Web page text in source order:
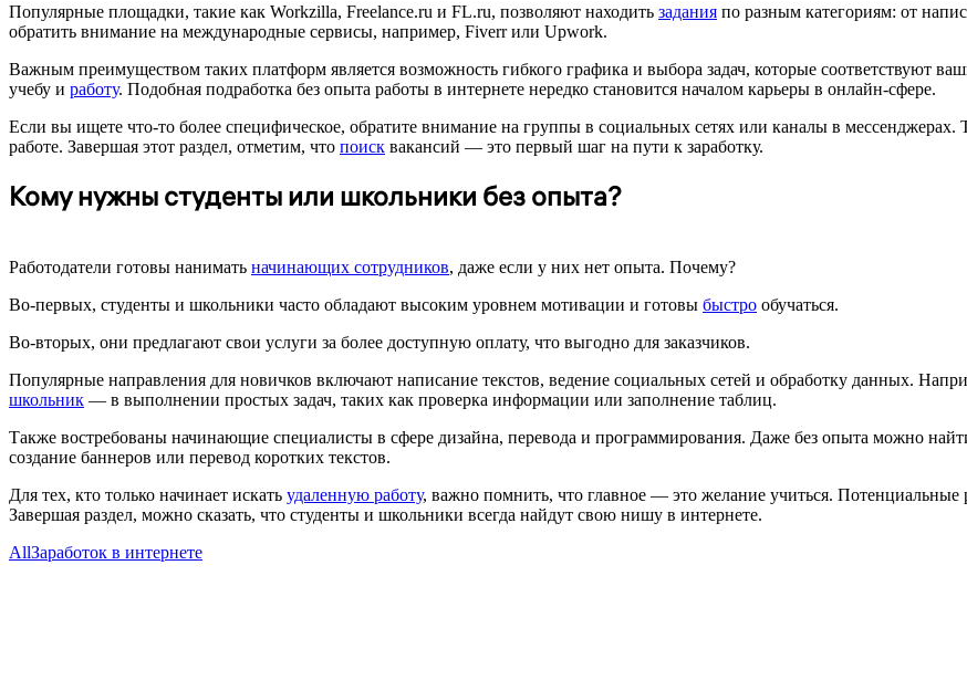
Популярные площадки, такие как Workzilla, Freelance.ru и FL.ru, позволяют находить задания по разным категориям: от
обратить внимание на международные сервисы, например, Fiverr или Upwork.
Важным преимуществом таких платформ является возможность гибкого графика и выбора задач, которые соответствуют
учебу и работу. Подобная подработка без опыта работы в интернете нередко становится началом карьеры в онлайн-сфере.
Если вы ищете что-то более специфическое, обратите внимание на группы в социальных сетях или каналы в
работе. Завершая этот раздел, отметим, что поиск вакансий — это первый шаг на пути к заработку.
Кому нужны студенты или школьники без опыта?
Работодатели готовы нанимать начинающих сотрудников, даже если у них нет опыта. Почему?
Во-первых, студенты и школьники часто обладают высоким уровнем мотивации и готовы быстро обучаться.
Во-вторых, они предлагают свои услуги за более доступную оплату, что выгодно для заказчиков.
Популярные направления для новичков включают написание текстов, ведение социальных сетей и обработку данных.
школьник — в выполнении простых задач, таких как проверка информации или заполнение таблиц.
Также востребованы начинающие специалисты в сфере дизайна, перевода и программирования. Даже без опыта можно
создание баннеров или перевод коротких текстов.
Для тех, кто только начинает искать удаленную работу, важно помнить, что главное — это желание учиться. Потенциальные
Завершая раздел, можно сказать, что студенты и школьники всегда найдут свою нишу в интернете.
AllЗаработок в интернете